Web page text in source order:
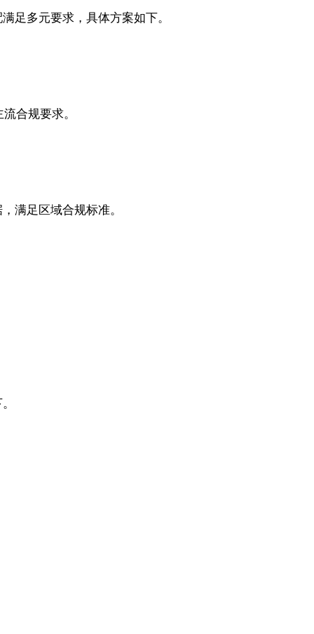
足多元要求，具体方案如下。
合规要求。
满足区域合规标准。